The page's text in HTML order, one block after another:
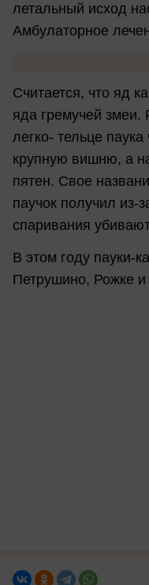
летальный исход
Амбулаторное
Считается, что яд
яда гремучей змеи.
легко- тельце
крупную вишню, а
пятен. Свое
паучок получил из-
спаривания
В этом году пауки-
Петрушино, Рожке и